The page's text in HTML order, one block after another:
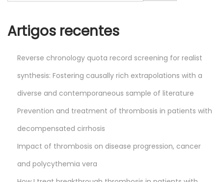
Artigos recentes
Reverse chronology quota record screening for realist
synthesis: Fostering causally rich extrapolations with a
diverse and contemporaneous sample of literature
Prevention and treatment of thrombosis in patients with
decompensated cirrhosis
Impact of thrombosis on disease progression, cancer
and polycythemia vera